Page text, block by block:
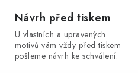
Návrh před tiskem
U vlastních a upravených
motivů vám vždy před tiskem
pošleme návrh ke schválení.